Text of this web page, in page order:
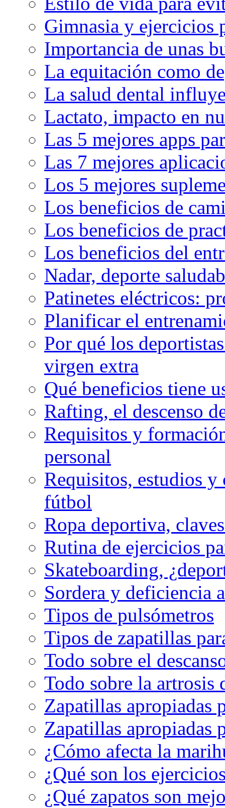
Gimnasia y ejercicios
Importancia de unas
La equitación como
La salud dental
Lactato, impacto en
Las 5 mejores apps
Las 7 mejores
Los 5 mejores
Los beneficios de
Los beneficios de
Los beneficios del
Nadar, deporte
Patinetes eléctricos:
Planificar el
Por qué los
virgen extra
Qué beneficios tiene
Rafting, el descenso
Requisitos y
personal
Requisitos, estudios y
fútbol
Ropa deportiva,
Rutina de ejercicios
Skateboarding,
Sordera y deficiencia
Tipos de pulsómetros
Tipos de zapatillas
Todo sobre el
Todo sobre la artrosis
Zapatillas apropiadas
Zapatillas apropiadas
¿Cómo afecta la
¿Qué son los
¿Qué zapatos son